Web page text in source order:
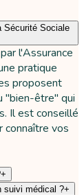
Sécurité Sociale
l'Assurance
pratique
proposent
"bien-être" qui
Il est conseillé
connaître vos
+
suivi médical ?+